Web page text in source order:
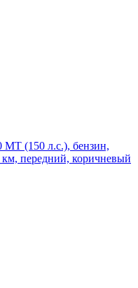
(150 л.с.), бензин,
передний, коричневый